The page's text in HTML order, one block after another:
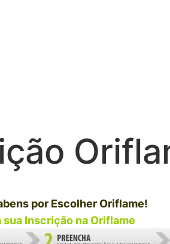
por Escolher Oriflame!
sua Inscrição na Oriflame